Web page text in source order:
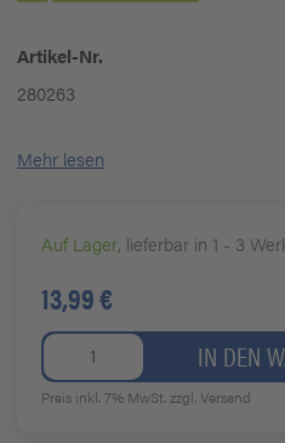
Artikel-Nr.
280263
Mehr lesen
Auf Lager, lieferbar in 1 - 3
13,99 €
IN DEN
Preis inkl. 7% MwSt.zzgl. Versand